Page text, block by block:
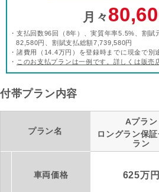
月々
・支払回数96回（8年）、実質年率5.5%、割
82,580円、割賦支払総額7,739,580円
・諸費用（14.4万円）を登録時までに現金で別
・ このお支払プランは一例です。詳しくは販売
付帯プラン内容
プラン名
Aプラン
ロングラン保
ラン
車両価格 625万円